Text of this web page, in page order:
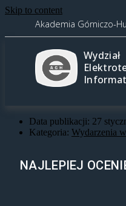
Skip to content
Akademia Górniczo-
Wydział
Data publikacji: 27
Kategoria: Wydarzenia
NAJLEPIEJ